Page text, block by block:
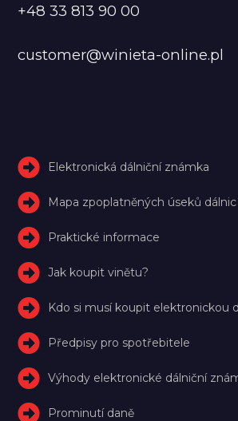
+48 33 813 90 00
customer@winieta-online.pl
Elektronická dálniční známka
Mapa zpoplatněných úseků dálnic
Praktické informace
Jak koupit vinětu?
Kdo si musí koupit elektronickou
Předpisy pro spotřebitele
Výhody elektronické dálniční
Prominutí daně